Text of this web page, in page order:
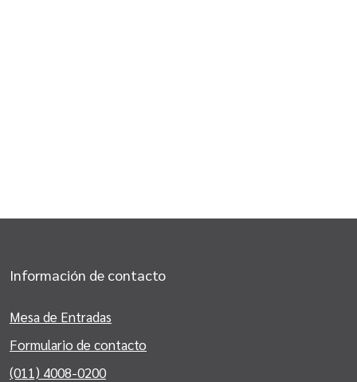
Información de contacto
Mesa de Entradas
Formulario de contacto
(011) 4008-0200